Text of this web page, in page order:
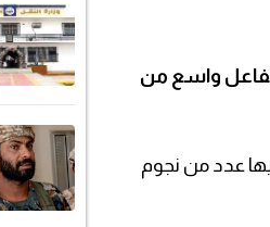
واسع من
عدد من نجوم